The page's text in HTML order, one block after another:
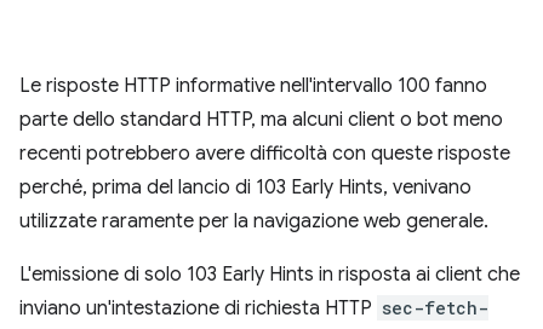
Le risposte HTTP informative nell'intervallo 100 fanno
parte dello standard HTTP, ma alcuni client o bot meno
recenti potrebbero avere difficoltà con queste risposte
perché, prima del lancio di 103 Early Hints, venivano
utilizzate raramente per la navigazione web generale.
L'emissione di solo 103 Early Hints in risposta ai client che
inviano un'intestazione di richiesta HTTP sec-fetch-